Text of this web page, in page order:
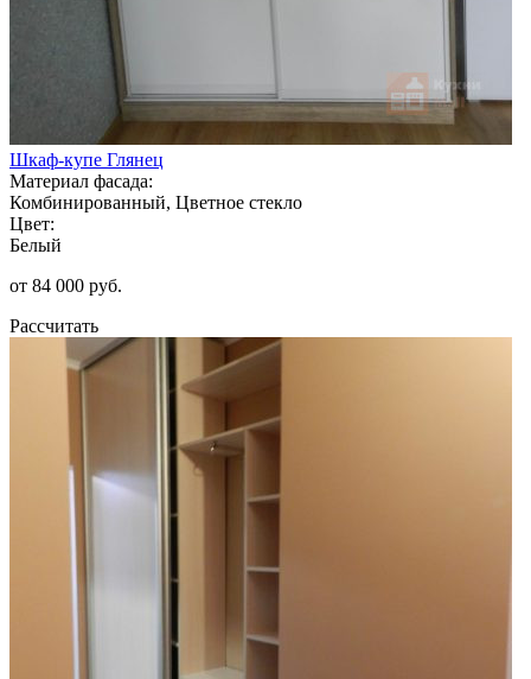
Шкаф-купе Глянец
Материал фасада:
Комбинированный, Цветное стекло
Цвет:
Белый
от 84 000 руб.
Рассчитать